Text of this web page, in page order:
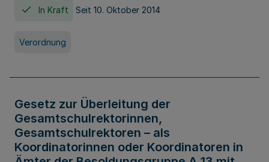
In Kraft Seit 10. Oktober 2014
Verordnung
Gesetz zur Überleitung der
Gesamtschulrektorinnen,
Gesamtschulrektoren – als
Koordinatorinnen oder Koordinatoren in